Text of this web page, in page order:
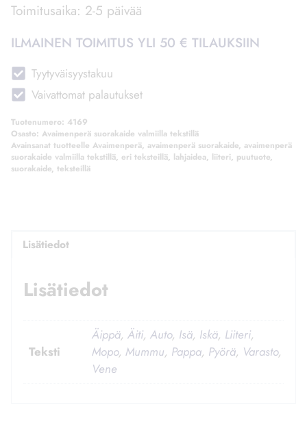
Liiteri
määrä
Toimitusaika: 2-5 päivää
ILMAINEN TOIMITUS YLI 50 € TILAUKSIIN
Tyytyväisyystakuu
Vaivattomat palautukset
Tuotenumero: 4169
Osasto: Avaimenperä suorakaide valmiilla tekstillä
Avainsanat tuotteelle Avaimenperä, avaimenperä suorakaide, avaimenperä
suorakaide valmiilla tekstillä, eri teksteillä, lahjaidea, liiteri, puutuote,
suorakaide, teksteillä
Lisätiedot
Lisätiedot
Teksti
Äippä, Äiti, Auto, Isä, Iskä, Liiteri,
Mopo, Mummu, Pappa, Pyörä, Varasto,
Vene